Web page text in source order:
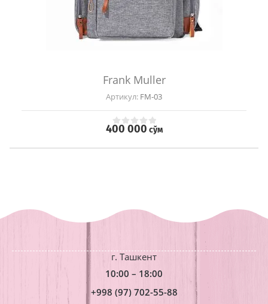
Frank Muller
Артикул: FM-03
400 000 сўм
г. Ташкент
10:00 – 18:00
+998 (97) 702-55-88